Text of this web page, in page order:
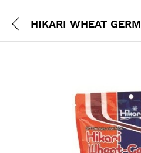
HIKARI WHEAT GERM